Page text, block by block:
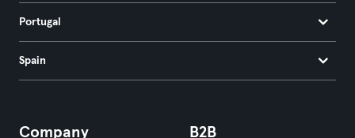
Portugal
Spain
Company B2B